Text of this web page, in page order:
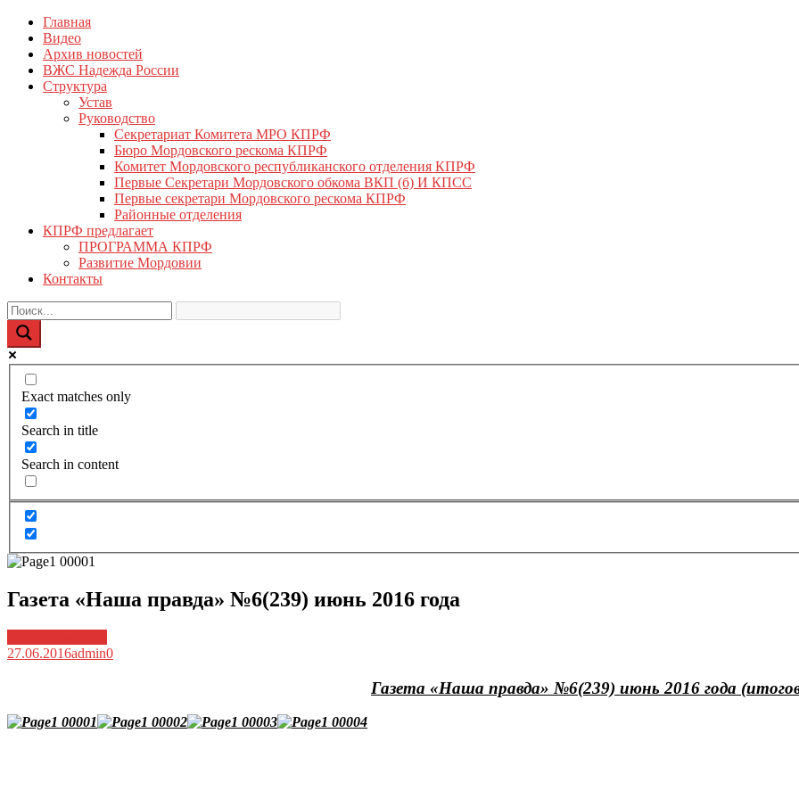
Перейти
содержимому
КПРФ Мордовия
Мордовское Региональное отделение КПРФ
Главная
Видео
Архив новостей
ВЖС Надежда России
Структура
Устав
Руководство
Секретариат Комитета МРО КПРФ
Бюро Мордовского рескома КПРФ
Комитет Мордовского республиканского отделения КПРФ
Первые Секретари Мордовского обкома ВКП (б) И КПСС
Первые секретари Мордовского рескома КПРФ
Районные отделения
КПРФ предлагает
ПРОГРАММА КПРФ
Развитие Мордовии
Контакты
Exact matches only
Search in title
Search in content
Газета «Наша правда» №6(239) июнь 2016 года
27.06.2016admin0
Газета «Наша правда» №6(239) июнь 2016 года